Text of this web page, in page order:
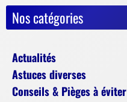
Nos catégories
Actualités
Astuces diverses
Conseils & Pièges à éviter